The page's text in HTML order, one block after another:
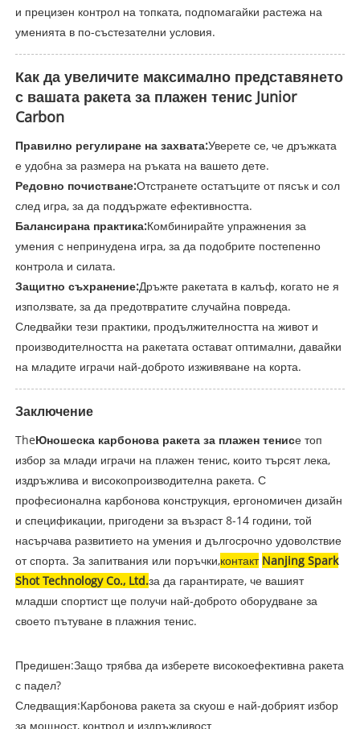
и прецизен контрол на топката, подпомагайки растежа на
уменията в по-състезателни условия.
Как да увеличите максимално представянето
с вашата ракета за плажен тенис Junior
Carbon
Правилно регулиране на захвата:Уверете се, че дръжката
е удобна за размера на ръката на вашето дете.
Редовно почистване:Отстранете остатъците от пясък и сол
след игра, за да поддържате ефективността.
Балансирана практика:Комбинирайте упражнения за
умения с непринудена игра, за да подобрите постепенно
контрола и силата.
Защитно съхранение:Дръжте ракетата в калъф, когато не я
използвате, за да предотвратите случайна повреда.
Следвайки тези практики, продължителността на живот и
производителността на ракетата остават оптимални, давайки
на младите играчи най-доброто изживяване на корта.
Заключение
TheЮношеска карбонова ракета за плажен тенисе топ
избор за млади играчи на плажен тенис, които търсят лека,
издръжлива и високопроизводителна ракета. С
професионална карбонова конструкция, ергономичен дизайн
и спецификации, пригодени за възраст 8-14 години, той
насърчава развитието на умения и дългосрочно удоволствие
от спорта. За запитвания или поръчки,контакт Nanjing Spark
Shot Technology Co., Ltd.за да гарантирате, че вашият
младши спортист ще получи най-доброто оборудване за
своето пътуване в плажния тенис.
Предишен:Защо трябва да изберете високоефективна ракета
с падел?
Следващия:Карбонова ракета за скуош е най-добрият избор
за мощност, контрол и издръжливост